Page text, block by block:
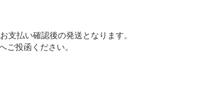
払い確認後の発送となります。
投函ください。